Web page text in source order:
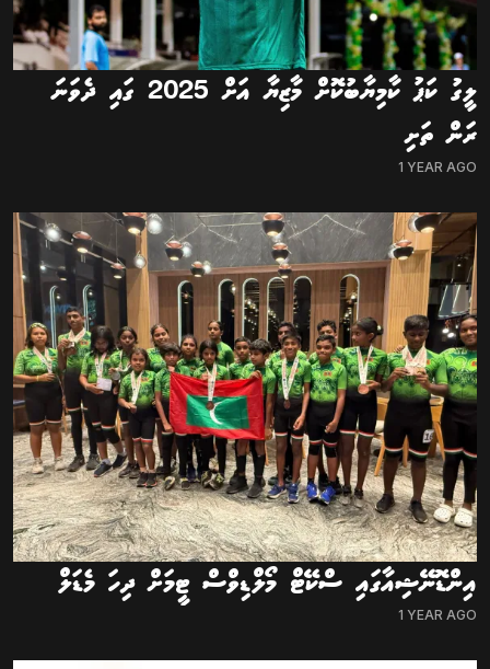
ލީގު ކަޕު ކާމިޔާބުކޮށް މާޒިޔާ އަށް 2025 ގައި ދެވަނަ
ރަން ތަށި
1 YEAR AGO
އިންޑޮނޭޝިއާގައި ސްކޭޓް މޯލްޑިވްސް ޓީމަށް ދިހަ މެޑަލް
1 YEAR AGO